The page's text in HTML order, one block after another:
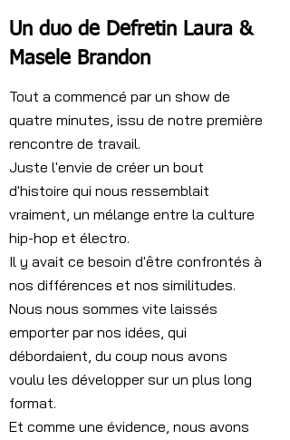
Un duo de Defretin Laura &
Masele Brandon
Tout a commencé par un show de
quatre minutes, issu de notre première
rencontre de travail.
Juste l'envie de créer un bout
d'histoire qui nous ressemblait
vraiment, un mélange entre la culture
hip-hop et électro.
Il y avait ce besoin d'être confrontés à
nos différences et nos similitudes.
Nous nous sommes vite laissés
emporter par nos idées, qui
débordaient, du coup nous avons
voulu les développer sur un plus long
format.
Et comme une évidence, nous avons